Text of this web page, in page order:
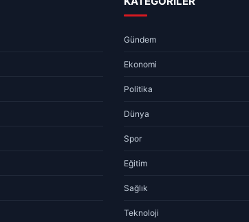
Gündem
Ekonomi
Politika
Dünya
Spor
Eğitim
Sağlık
Teknoloji